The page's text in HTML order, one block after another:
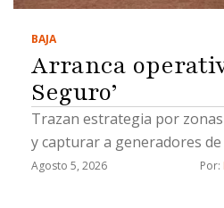
BAJA
Arranca
Seguro’
Trazan estrategia por
y capturar a generadores
Agosto 5, 2026 Por: